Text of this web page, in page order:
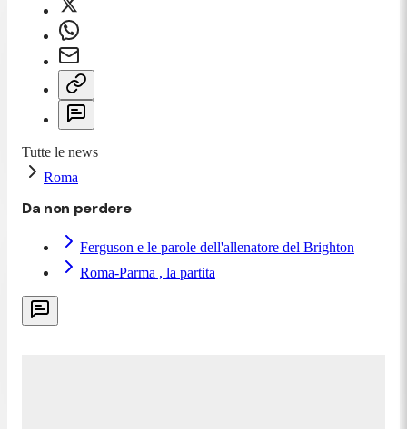
Tutte le news
Roma
Da non perdere
Ferguson e le parole dell'allenatore del Brighton
Roma-Parma , la partita